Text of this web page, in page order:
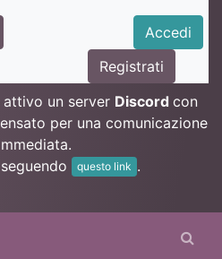
Accedi
Registrati
un server Discord con
per una comunicazione
questo link .